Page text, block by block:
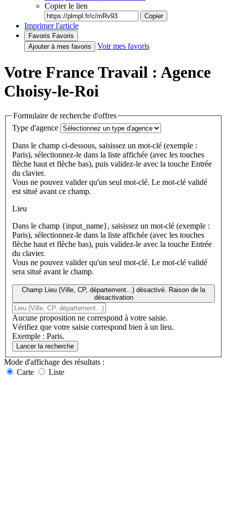
Copier le lien
Copier
Imprimer l'article
Favoris Favoris
Ajouter à mes favoris
Voir mes favoris
Votre France Travail : Agence
Choisy-le-Roi
Formulaire de recherche d'offres
Type d'agence
Dans le champ ci-dessous, saisissez un mot-clé (exemple :
Paris), sélectionnez-le dans la liste affichée (avec les touches
flèche haut et flèche bas), puis validez-le avec la touche Entrée
du clavier.
Vous ne pouvez valider qu'un seul mot-clé. Le mot-clé validé
est situé avant ce champ.
Lieu
Dans le champ {input_name}, saisissez un mot-clé (exemple :
Paris), sélectionnez-le dans la liste affichée (avec les touches
flèche haut et flèche bas), puis validez-le avec la touche Entrée
du clavier.
Vous ne pouvez valider qu'un seul mot-clé. Le mot-clé validé
sera situé avant le champ.
Champ Lieu (Ville, CP, département...) désactivé. Raison de la
désactivation
Aucune proposition ne correspond à votre saisie.
Vérifiez que votre saisie correspond bien à un lieu.
Exemple : Paris.
Lancer la recherche
Mode d'affichage des résultats :
Carte
Liste